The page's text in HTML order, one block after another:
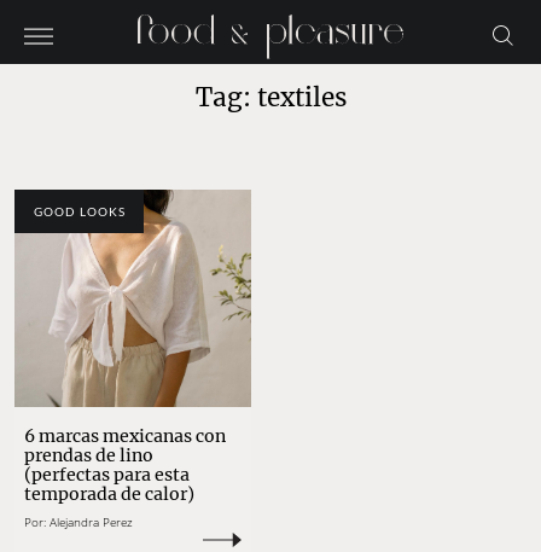
Tag: textiles
GOOD LOOKS
6 marcas mexicanas con
prendas de lino
(perfectas para esta
temporada de calor)
Por: Alejandra Perez